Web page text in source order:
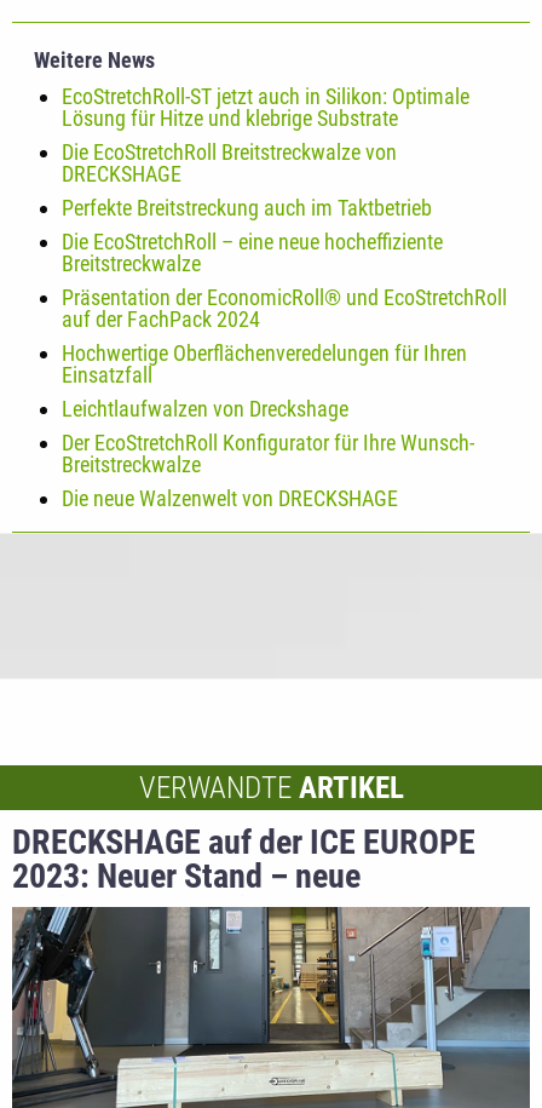
Weitere News
EcoStretchRoll-ST jetzt auch in Silikon: Optimale
Lösung für Hitze und klebrige Substrate
Die EcoStretchRoll Breitstreckwalze von
DRECKSHAGE
Perfekte Breitstreckung auch im Taktbetrieb
Die EcoStretchRoll – eine neue hocheffiziente
Breitstreckwalze
Präsentation der EconomicRoll® und EcoStretchRoll
auf der FachPack 2024
Hochwertige Oberflächenveredelungen für Ihren
Einsatzfall
Leichtlaufwalzen von Dreckshage
Der EcoStretchRoll Konfigurator für Ihre Wunsch-
Breitstreckwalze
Die neue Walzenwelt von DRECKSHAGE
VERWANDTE ARTIKEL
DRECKSHAGE auf der ICE EUROPE
2023: Neuer Stand – neue
Breitstrecktechnik – bekannte
Gesichter